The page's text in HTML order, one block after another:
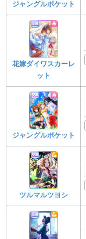
ジャングルポケット
花嫁ダイワスカーレ
ット
ジャングルポケット
ツルマルツヨシ